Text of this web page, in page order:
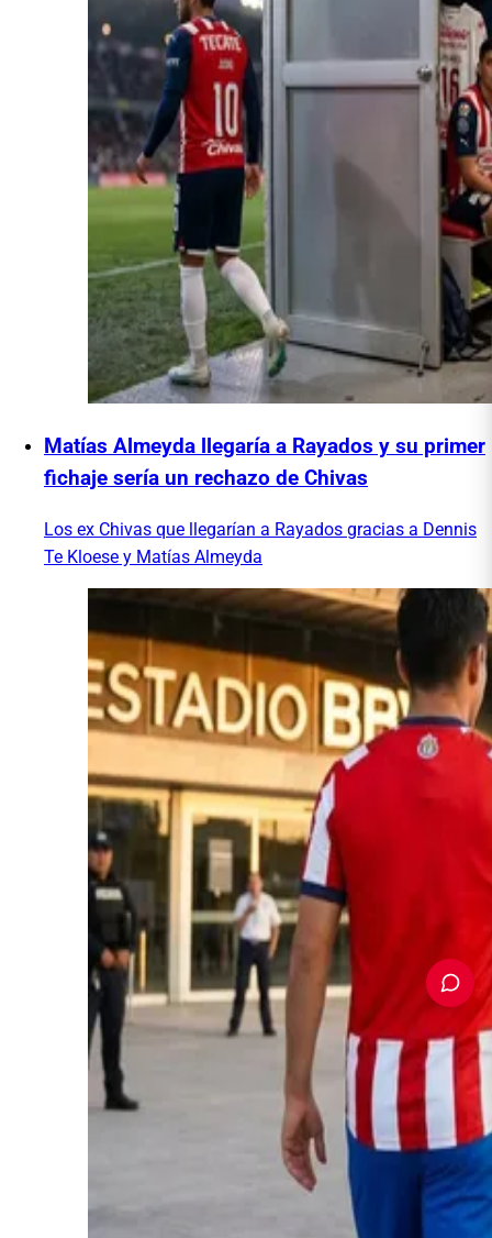
Matías Almeyda llegaría a Rayados y su primer
fichaje sería un rechazo de Chivas
Los ex Chivas que llegarían a Rayados gracias a Dennis
Te Kloese y Matías Almeyda